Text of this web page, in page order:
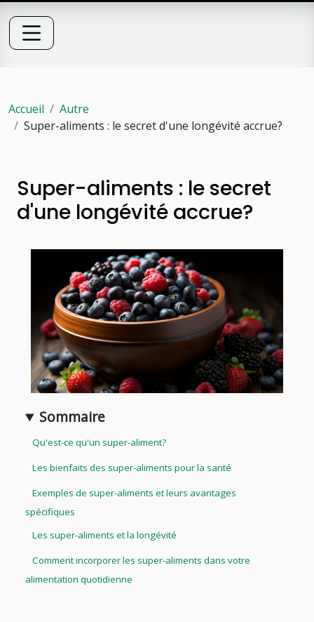
Accueil
Autre
Super-aliments : le secret d'une longévité accrue?
Super-aliments : le secret
d'une longévité accrue?
Sommaire
Qu'est-ce qu'un super-aliment?
Les bienfaits des super-aliments pour la santé
Exemples de super-aliments et leurs avantages
spécifiques
Les super-aliments et la longévité
Comment incorporer les super-aliments dans votre
alimentation quotidienne